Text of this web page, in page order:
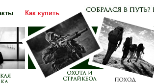
Как купить
Прайс-лист
Каталог